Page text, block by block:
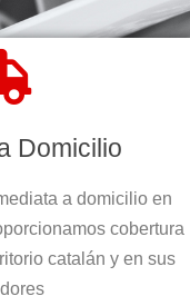
Domicilio
a domicilio en
cobertura
catalán y en sus